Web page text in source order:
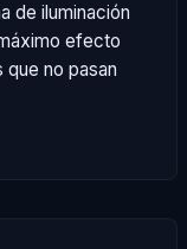
de iluminación
efecto
no pasan